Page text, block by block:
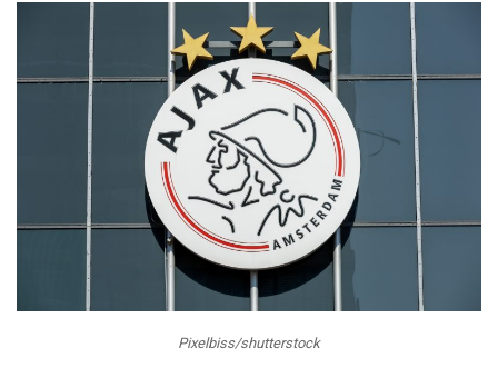
Pixelbiss/shutterstock